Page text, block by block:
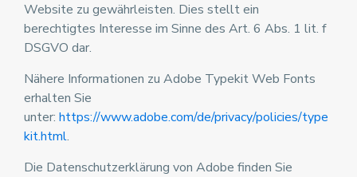
Website zu gewährleisten. Dies stellt ein
berechtigtes Interesse im Sinne des Art. 6 Abs. 1 lit. f
DSGVO dar.
Nähere Informationen zu Adobe Typekit Web Fonts
erhalten Sie
unter: https://www.adobe.com/de/privacy/policies/type
kit.html.
Die Datenschutzerklärung von Adobe finden Sie